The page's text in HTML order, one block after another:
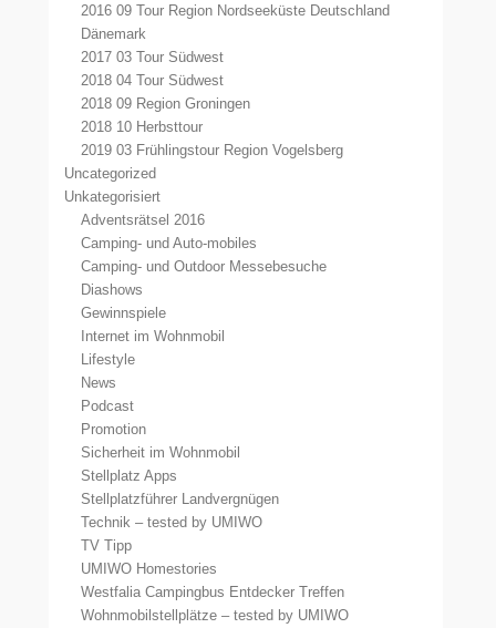
2016 09 Tour Region Nordseeküste Deutschland
Dänemark
2017 03 Tour Südwest
2018 04 Tour Südwest
2018 09 Region Groningen
2018 10 Herbsttour
2019 03 Frühlingstour Region Vogelsberg
Uncategorized
Unkategorisiert
Adventsrätsel 2016
Camping- und Auto-mobiles
Camping- und Outdoor Messebesuche
Diashows
Gewinnspiele
Internet im Wohnmobil
Lifestyle
News
Podcast
Promotion
Sicherheit im Wohnmobil
Stellplatz Apps
Stellplatzführer Landvergnügen
Technik – tested by UMIWO
TV Tipp
UMIWO Homestories
Westfalia Campingbus Entdecker Treffen
Wohnmobilstellplätze – tested by UMIWO